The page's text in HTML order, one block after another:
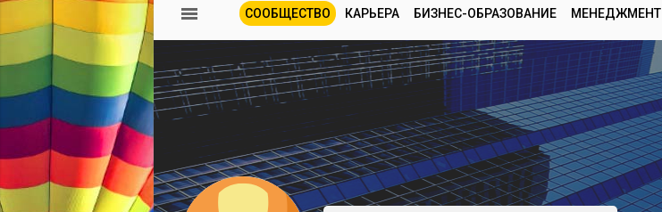
СООБЩЕСТВО КАРЬЕРА БИЗНЕС-ОБРАЗОВАНИЕ МЕНЕДЖМЕНТ